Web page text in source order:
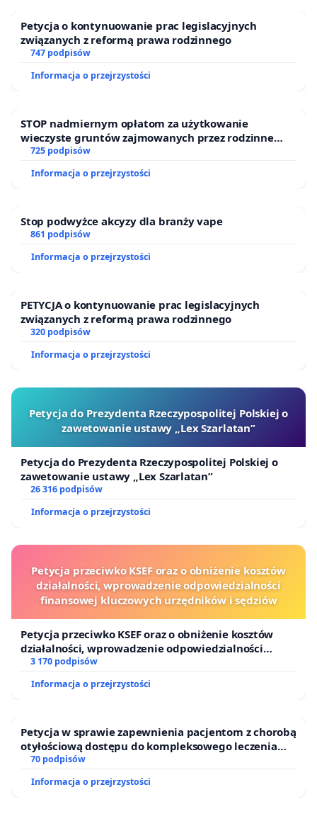
Petycja o kontynuowanie prac legislacyjnych
związanych z reformą prawa rodzinnego
747 podpisów
Informacja o przejrzystości
STOP nadmiernym opłatom za użytkowanie
wieczyste gruntów zajmowanych przez rodzinne
ogrody działkowe.
725 podpisów
Informacja o przejrzystości
Stop podwyżce akcyzy dla branży vape
861 podpisów
Informacja o przejrzystości
PETYCJA o kontynuowanie prac legislacyjnych
związanych z reformą prawa rodzinnego
320 podpisów
Informacja o przejrzystości
Petycja do Prezydenta Rzeczypospolitej Polskiej o
zawetowanie ustawy „Lex Szarlatan”
Petycja do Prezydenta Rzeczypospolitej Polskiej o
zawetowanie ustawy „Lex Szarlatan”
26 316 podpisów
Informacja o przejrzystości
Petycja przeciwko KSEF oraz o obniżenie kosztów
działalności, wprowadzenie odpowiedzialności
finansowej kluczowych urzędników i sędziów
Petycja przeciwko KSEF oraz o obniżenie kosztów
działalności, wprowadzenie odpowiedzialności
finansowej kluczowych urzędników i sędziów
3 170 podpisów
Informacja o przejrzystości
Petycja w sprawie zapewnienia pacjentom z chorobą
otyłościową dostępu do kompleksowego leczenia
oraz programów profilaktycznych.
70 podpisów
Informacja o przejrzystości